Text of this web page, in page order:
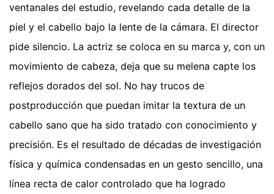
ventanales del estudio, revelando cada detalle de la
piel y el cabello bajo la lente de la cámara. El director
pide silencio. La actriz se coloca en su marca y, con un
movimiento de cabeza, deja que su melena capte los
reflejos dorados del sol. No hay trucos de
postproducción que puedan imitar la textura de un
cabello sano que ha sido tratado con conocimiento y
precisión. Es el resultado de décadas de investigación
física y química condensadas en un gesto sencillo, una
línea recta de calor controlado que ha logrado